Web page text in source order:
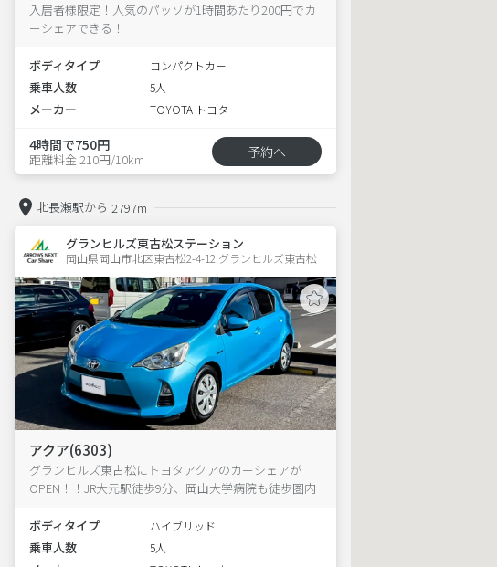
入居者様限定！人気のパッソが1時間あたり200円でカ
ーシェアできる！
ボディタイプ コンパクトカー
乗車人数 5人
メーカー TOYOTA トヨタ
4時間で750円
距離料金 210円/10km 予約へ
北長瀬駅から 2797m
グランヒルズ東古松ステーション
岡山県岡山市北区東古松2-4-12 グランヒルズ東古松
アクア(6303)
グランヒルズ東古松にトヨタアクアのカーシェアが
OPEN！！JR大元駅徒歩9分、岡山大学病院も徒歩圏内
ボディタイプ ハイブリッド
乗車人数 5人